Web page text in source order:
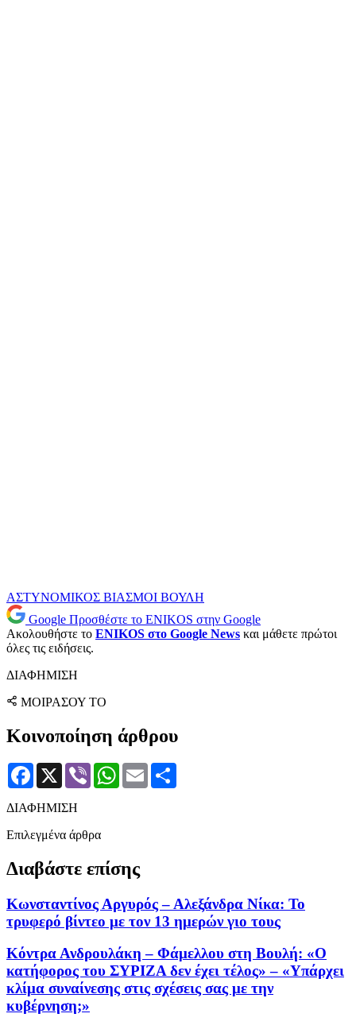
ΑΣΤΥΝΟΜΙΚΟΣ ΒΙΑΣΜΟΙ ΒΟΥΛΗ
Google Προσθέστε το ENIKOS στην Google
Ακολουθήστε το ENIKOS στο Google News και μάθετε πρώτοι
όλες τις ειδήσεις.
ΔΙΑΦΗΜΙΣΗ
ΜΟΙΡΑΣΟΥ ΤΟ
Κοινοποίηση άρθρου
Facebook
X Viber WhatsApp
Email
ΔΙΑΦΗΜΙΣΗ
Επιλεγμένα άρθρα
Διαβάστε επίσης
Κωνσταντίνος Αργυρός – Αλεξάνδρα Νίκα: Το
τρυφερό βίντεο με τον 13 ημερών γιο τους
Κόντρα Ανδρουλάκη – Φάμελλου στη Βουλή: «Ο
κατήφορος του ΣΥΡΙΖΑ δεν έχει τέλος» – «Υπάρχει
κλίμα συναίνεσης στις σχέσεις σας με την
κυβέρνηση;»